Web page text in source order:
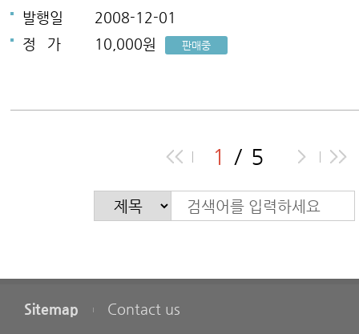
발행일
2008-12-01
정
가 10,000원 판매중
1 5
Sitemap Contact us